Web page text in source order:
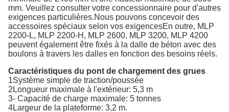
mm. Veuillez consulter votre concessionnaire pour d'autres
exigences particulières.Nous pouvons concevoir des
accessoires spéciaux selon vos exigencesEn outre, MLP
2200-L, MLP 2200-H, MLP 2600, MLP 3200, MLP 4200
peuvent également être fixés à la dalle de béton avec des
boulons à travers les dalles en fonction des besoins réels.
Caractéristiques du pont de chargement des grues
1Système simple de traction/poussée
2Longueur maximale à l'extérieur: 5,3 m
3- Capacité de charge maximale: 5 tonnes
4Largeur de la plateforme: 3,2 m.